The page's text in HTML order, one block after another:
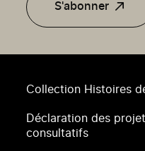
Collection Histoires
Déclaration des
consultatifs
S'abonner